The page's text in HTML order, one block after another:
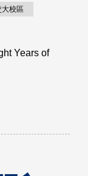
大校區
Years of